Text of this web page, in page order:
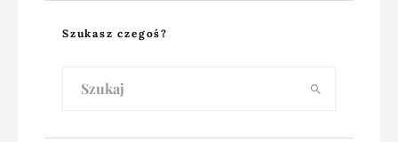
Szukasz czegoś?